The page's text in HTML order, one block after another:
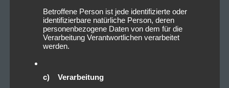
Betroffene Person ist jede identifizierte oder
identifizierbare natürliche Person, deren
personenbezogene Daten von dem für die
Verarbeitung Verantwortlichen verarbeitet
werden.
c) Verarbeitung